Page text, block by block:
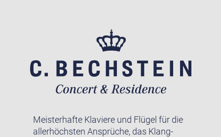
Meisterhafte Klaviere und Flügel für die
allerhöchsten Ansprüche, das Klang-